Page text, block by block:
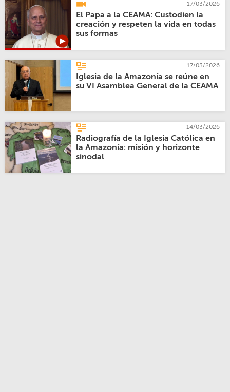
17/03/2026
El Papa a la CEAMA: Custodien la
creación y respeten la vida en todas
sus formas
17/03/2026
Iglesia de la Amazonía se reúne en
su VI Asamblea General de la CEAMA
14/03/2026
Radiografía de la Iglesia Católica en
la Amazonía: misión y horizonte
sinodal